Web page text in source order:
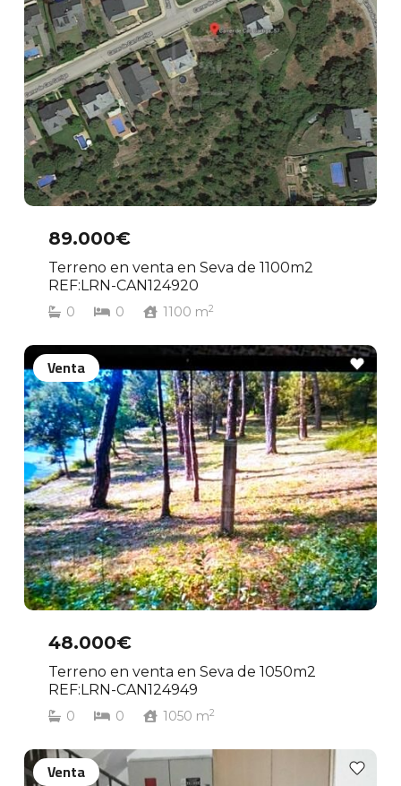
89.000€
Terreno en venta en Seva de 1100m2
REF:LRN-CAN124920
0 0 1100 m2
48.000€
Terreno en venta en Seva de 1050m2
REF:LRN-CAN124949
0 0 1050 m2
Venta
Venta